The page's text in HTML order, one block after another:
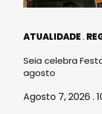
ATUALIDADE
Seia celebra
agosto
Agosto 7, 2026 .